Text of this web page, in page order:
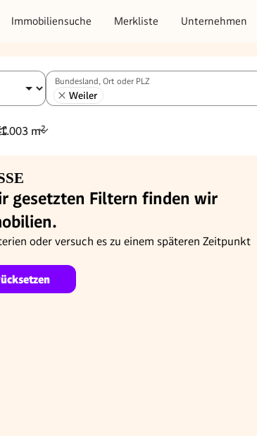
Immobiliensuche Merkliste Unternehmen
Bundesland, Ort oder PLZ
Weiler
1.003 m²
gesetzten Filtern finden wir
oder versuch es zu einem späteren Zeitpunkt